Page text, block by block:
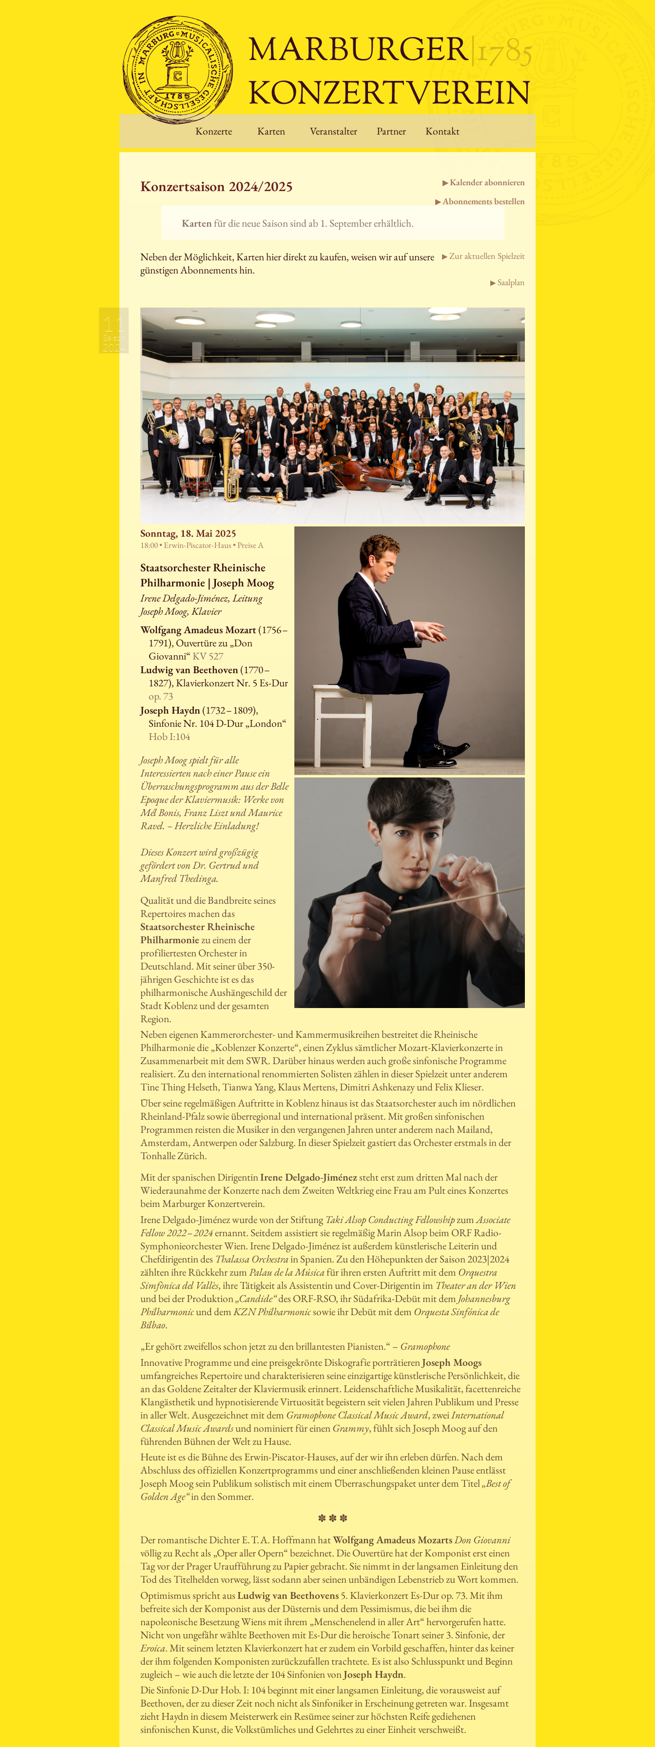
Konzerte Karten Veranstalter Partner Kontakt
Konzertsaison 2024/2025
Kalender abonnieren
Abonnements bestellen
Kartenfür die neue Saison sind ab 1. September erhältlich.
Zur aktuellen Spielzeit
Neben der Möglichkeit, Karten hier direkt zu kaufen, weisen wir auf unsere
günstigen Abonnements hin.
Saalplan
11
Saison
2024
Sonntag, 18. Mai 2025
18:00 • Erwin-Piscator-Haus •Preise A
Staatsorchester Rheinische
Philharmonie | Joseph Moog
Irene Delgado-Jiménez, Leitung
Joseph Moog, Klavier
Wolfgang Amadeus Mozart(1756 –
1791), Ouvertüre zu „Don
Giovanni“ KV 527
Ludwig van Beethoven(1770 –
1827), Klavierkonzert Nr. 5 Es-Dur
op. 73
Joseph Haydn(1732 – 1809),
Sinfonie Nr. 104 D-Dur „London“
Hob I:104
Joseph Moog spielt für alle
Interessierten nach einer Pause ein
Überraschungsprogramm aus der Belle
Epoque der Klaviermusik: Werke von
Mél Bonis, Franz Liszt und Maurice
Ravel. – Herzliche Einladung!
Dieses Konzert wird großzügig
gefördert von Dr. Gertrud und
Manfred Thedinga.
Qualität und die Bandbreite seines
Repertoires machen das
Staatsorchester Rheinische
Philharmoniezu einem der
profiliertesten Orchester in
Deutschland. Mit seiner über 350-
jährigen Geschichte ist es das
philharmonische Aushängeschild der
Stadt Koblenz und der gesamten
Region.
Neben eigenen Kammerorchester- und Kammermusikreihen bestreitet die Rheinische
Philharmonie die „Koblenzer Konzerte“, einen Zyklus sämtlicher Mozart-Klavierkonzerte in
Zusammenarbeit mit dem SWR. Darüber hinaus werden auch große sinfonische Programme
realisiert. Zu den international renommierten Solisten zählen in dieser Spielzeit unter anderem
Tine Thing Helseth, Tianwa Yang, Klaus Mertens, Dimitri Ashkenazy und Felix Klieser.
Über seine regelmäßigen Auftritte in Koblenz hinaus ist das Staatsorchester auch im nördlichen
Rheinland-Pfalz sowie überregional und international präsent. Mit großen sinfonischen
Programmen reisten die Musiker in den vergangenen Jahren unter anderem nach Mailand,
Amsterdam, Antwerpen oder Salzburg. In dieser Spielzeit gastiert das Orchester erstmals in der
Tonhalle Zürich.
Mit der spanischen DirigentinIrene Delgado-Jiménezsteht erst zum dritten Mal nach der
Wiederaunahme der Konzerte nach dem Zweiten Weltkrieg eine Frau am Pult eines Konzertes
beim Marburger Konzertverein.
Irene Delgado-Jiménez wurde von der StiftungTaki Alsop Conducting FellowshipzumAssociate
Fellow 2022 – 2024ernannt. Seitdem assistiert sie regelmäßig Marin Alsop beim ORF Radio-
Symphonieorchester Wien. Irene Delgado-Jiménez ist außerdem künstlerische Leiterin und
Chefdirigentin des Thalassa Orchestrain Spanien. Zu den Höhepunkten der Saison 2023|2024
zählten ihre Rückkehr zumPalau de la Músicafür ihren ersten Auftritt mit dem Orquestra
Simfònica del Vallès, ihre Tätigkeit als Assistentin und Cover-Dirigentin im Theater an der Wien
und bei der Produktion„Candide“des ORF-RSO, ihr Südafrika-Debüt mit dem Johannesburg
Philharmonicund demKZN Philharmonicsowie ihr Debüt mit dem Orquesta Sinfónica de
Bilbao.
„Er gehört zweifellos schon jetzt zu den brillantesten Pianisten.“ – Gramophone
Innovative Programme und eine preisgekrönte Diskografie porträtierenJoseph Moogs
umfangreiches Repertoire und charakterisieren seine einzigartige künstlerische Persönlichkeit, die
an das Goldene Zeitalter der Klaviermusik erinnert. Leidenschaftliche Musikalität, facettenreiche
Klangästhetik und hypnotisierende Virtuosität begeistern seit vielen Jahren Publikum und Presse
in aller Welt. Ausgezeichnet mit dem Gramophone Classical Music Award, zweiInternational
Classical Music Awardsund nominiert für einenGrammy, fühlt sich Joseph Moog auf den
führenden Bühnen der Welt zu Hause.
Heute ist es die Bühne des Erwin-Piscator-Hauses, auf der wir ihn erleben dürfen. Nach dem
Abschluss des offiziellen Konzertprogramms und einer anschließenden kleinen Pause entlässt
Joseph Moog sein Publikum solistisch mit einem Überraschungspaket unter dem Titel„Best of
Golden Age“in den Sommer.
✽ ✽ ✽
Der romantische Dichter E. T. A. Hoffmann hatWolfgang Amadeus MozartsDon Giovanni
völlig zu Recht als „Oper aller Opern“ bezeichnet. Die Ouvertüre hat der Komponist erst einen
Tag vor der Prager Uraufführung zu Papier gebracht. Sie nimmt in der langsamen Einleitung den
Tod des Titelhelden vorweg, lässt sodann aber seinen unbändigen Lebenstrieb zu Wort kommen.
Optimismus spricht ausLudwig van Beethovens5. Klavierkonzert Es-Dur op. 73. Mit ihm
befreite sich der Komponist aus der Düsternis und dem Pessimismus, die bei ihm die
napoleonische Besetzung Wiens mit ihrem „Menschenelend in aller Art“ hervorgerufen hatte.
Nicht von ungefähr wählte Beethoven mit Es-Dur die heroische Tonart seiner 3. Sinfonie, der
Eroica. Mit seinem letzten Klavierkonzert hat er zudem ein Vorbild geschaffen, hinter das keiner
der ihm folgenden Komponisten zurückzufallen trachtete. Es ist also Schlusspunkt und Beginn
zugleich – wie auch die letzte der 104 Sinfonien vonJoseph Haydn.
Die Sinfonie D-Dur Hob. I: 104 beginnt mit einer langsamen Einleitung, die vorausweist auf
Beethoven, der zu dieser Zeit noch nicht als Sinfoniker in Erscheinung getreten war. Insgesamt
zieht Haydn in diesem Meisterwerk ein Resümee seiner zur höchsten Reife gediehenen
sinfonischen Kunst, die Volkstümliches und Gelehrtes zu einer Einheit verschweißt.